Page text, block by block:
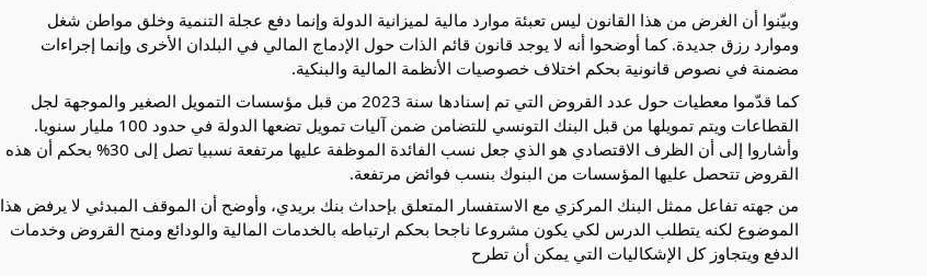
وبيّنوا أن الغرض من هذا القانون ليس تعبئة موارد مالية لميزانية الدولة وإنما دفع عجلة التنمية وخلق مواطن شغل
وموارد رزق جديدة. كما أوضحوا أنه لا يوجد قانون قائم الذات حول الإدماج المالي في البلدان الأخرى وإنما إجراءات
مضمنة في نصوص قانونية بحكم اختلاف خصوصيات الأنظمة المالية والبنكية.
كما قدّموا معطيات حول عدد القروض التي تم إسنادها سنة 2023 من قبل مؤسسات التمويل الصغير والموجهة لجل
القطاعات ويتم تمويلها من قبل البنك التونسي للتضامن ضمن آليات تمويل تضعها الدولة في حدود 100 مليار سنويا.
وأشاروا إلى أن الظرف الاقتصادي هو الذي جعل نسب الفائدة الموظفة عليها مرتفعة نسبيا تصل إلى 30% بحكم أن هذه
القروض تتحصل عليها المؤسسات من البنوك بنسب فوائض مرتفعة.
من جهته تفاعل ممثل البنك المركزي مع الاستفسار المتعلق بإحداث بنك بريدي، وأوضح أن الموقف المبدئي لا يرفض هذا
الموضوع لكنه يتطلب الدرس لكي يكون مشروعا ناجحا بحكم ارتباطه بالخدمات المالية والودائع ومنح القروض وخدمات
الدفع ويتجاوز كل الإشكاليات التي يمكن أن تطرح